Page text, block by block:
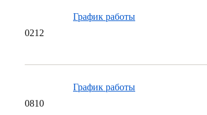
0212
График работы
0810
График работы